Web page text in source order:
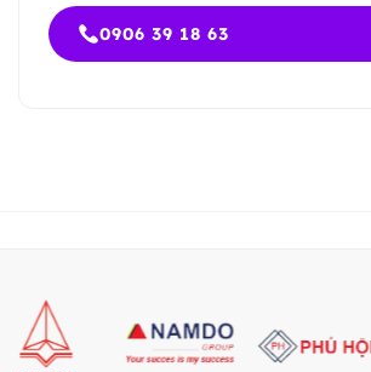
0906 39 18 63